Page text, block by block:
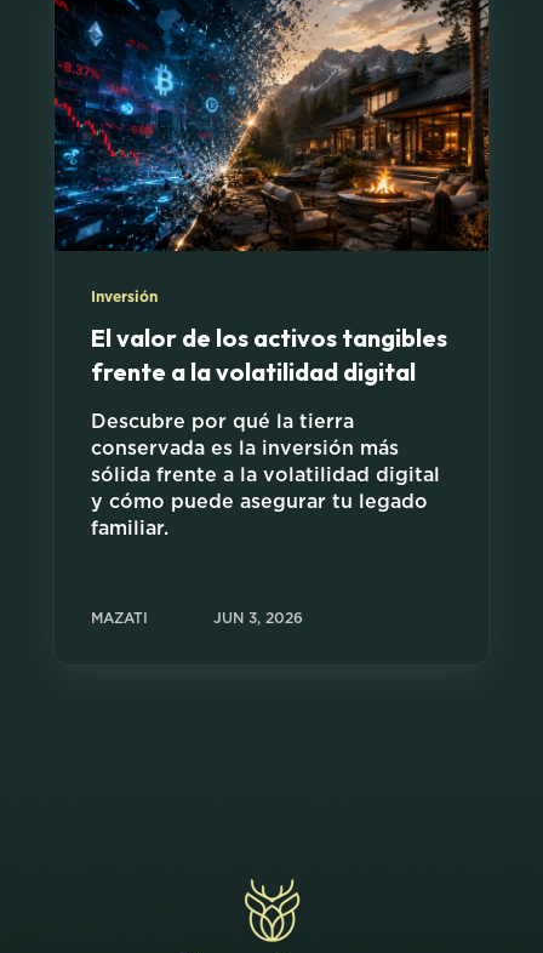
Inversión
El valor de los activos tangibles
frente a la volatilidad digital
Descubre por qué la tierra
conservada es la inversión más
sólida frente a la volatilidad digital
y cómo puede asegurar tu legado
familiar.
MAZATI JUN 3, 2026